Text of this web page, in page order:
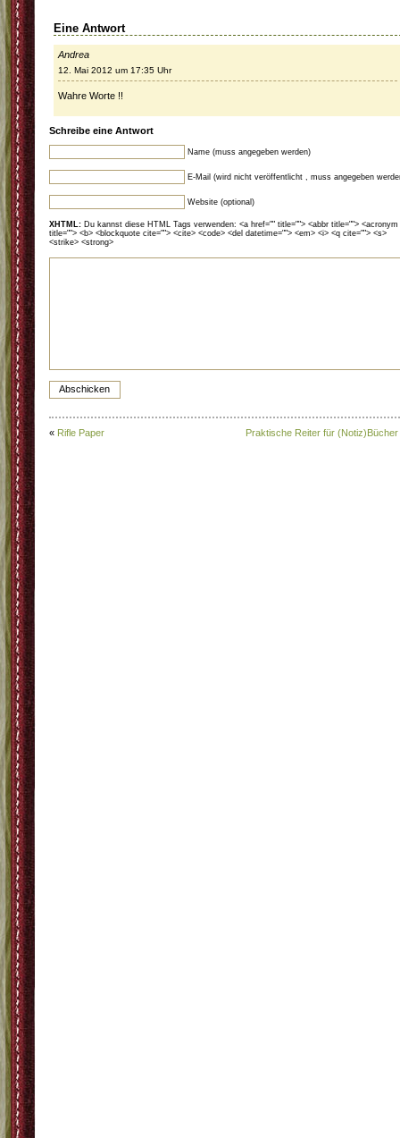
Eine Antwort
Andrea
12. Mai 2012 um 17:35 Uhr
Wahre Worte !!
Schreibe eine Antwort
Name (muss angegeben werden)
E-Mail (wird nicht veröffentlicht , muss angegeben
Website (optional)
XHTML: Du kannst diese HTML Tags verwenden: <a href="" title=""> <abbr title=""> <acronym
title=""> <b> <blockquote cite=""> <cite> <code> <del datetime=""> <em> <i> <q cite=""> <s>
<strike> <strong>
« Rifle Paper Praktische Reiter für (Notiz)Bücher